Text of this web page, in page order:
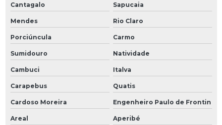
Cantagalo Sapucaia
Mendes Rio Claro
Porciúncula Carmo
Sumidouro Natividade
Cambuci Italva
Carapebus Quatis
Cardoso Moreira Engenheiro Paulo de Frontin
Areal Aperibé